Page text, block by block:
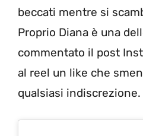
beccati mentre si
Proprio Diana è una
commentato il post
al reel un like che
qualsiasi indiscrezione.